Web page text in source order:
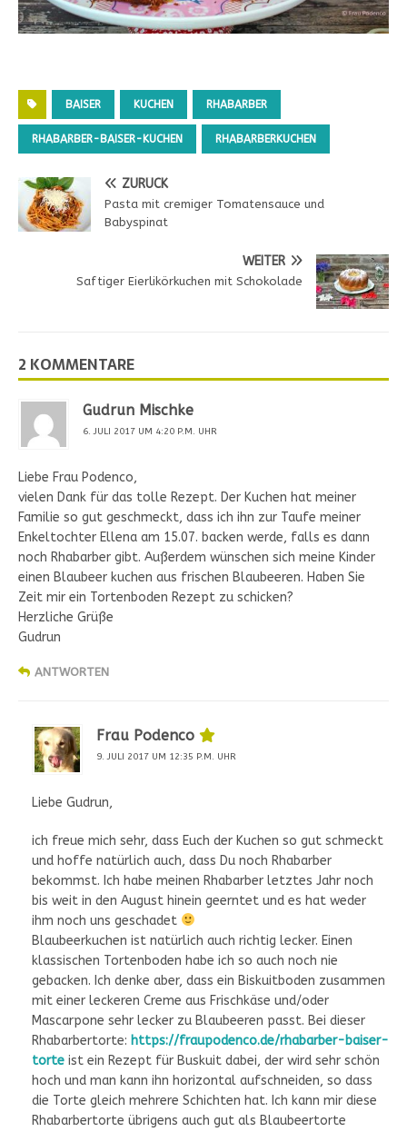
BAISER KUCHEN RHABARBER
RHABARBER-BAISER-KUCHEN RHABARBERKUCHEN
ZURÜCK
Pasta mit cremiger Tomatensauce und
Babyspinat
WEITER
Saftiger Eierlikörkuchen mit Schokolade
2 KOMMENTARE
Gudrun Mischke
6. JULI 2017 UM 4:20 P.M. UHR
Liebe Frau Podenco,
vielen Dank für das tolle Rezept. Der Kuchen hat meiner
Familie so gut geschmeckt, dass ich ihn zur Taufe meiner
Enkeltochter Ellena am 15.07. backen werde, falls es dann
noch Rhabarber gibt. Außerdem wünschen sich meine Kinder
einen Blaubeer kuchen aus frischen Blaubeeren. Haben Sie
Zeit mir ein Tortenboden Rezept zu schicken?
Herzliche Grüße
Gudrun
ANTWORTEN
Frau Podenco
9. JULI 2017 UM 12:35 P.M. UHR
Liebe Gudrun,
ich freue mich sehr, dass Euch der Kuchen so gut schmeckt
und hoffe natürlich auch, dass Du noch Rhabarber
bekommst. Ich habe meinen Rhabarber letztes Jahr noch
bis weit in den August hinein geerntet und es hat weder
ihm noch uns geschadet
Blaubeerkuchen ist natürlich auch richtig lecker. Einen
klassischen Tortenboden habe ich so auch noch nie
gebacken. Ich denke aber, dass ein Biskuitboden zusammen
mit einer leckeren Creme aus Frischkäse und/oder
Mascarpone sehr lecker zu Blaubeeren passt. Bei dieser
Rhabarbertorte: https://fraupodenco.de/rhabarber-baiser-
torte ist ein Rezept für Buskuit dabei, der wird sehr schön
hoch und man kann ihn horizontal aufschneiden, so dass
die Torte gleich mehrere Schichten hat. Ich kann mir diese
Rhabarbertorte übrigens auch gut als Blaubeertorte